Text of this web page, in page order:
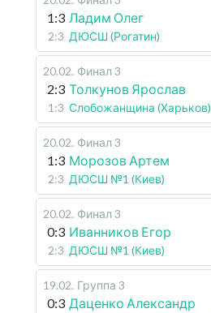
1:3 Ладим Олег
2:3 ДЮСШ (Рогатин)
20.02. Финал 3
2:3 Толкунов Ярослав
1:3 Слобожанщина (Харьков)
20.02. Финал 3
1:3 Морозов Артем
2:3 ДЮСШ №1 (Киев)
20.02. Финал 3
0:3 Иванников Егор
2:3 ДЮСШ №1 (Киев)
19.02. Группа 3
0:3 Даценко Александр